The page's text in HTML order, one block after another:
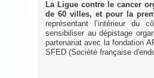
La Ligue contre le cancer
de 60 villes, et pour la
représentant l’intérieur du
sensibiliser au dépistage
partenariat avec la fondation
SFED (Société française